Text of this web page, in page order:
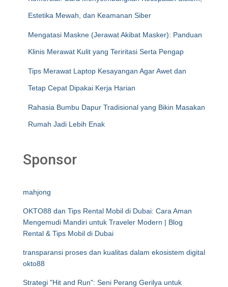
Estetika Mewah, dan Keamanan Siber
Mengatasi Maskne (Jerawat Akibat Masker): Panduan
Klinis Merawat Kulit yang Teriritasi Serta Pengap
Tips Merawat Laptop Kesayangan Agar Awet dan
Tetap Cepat Dipakai Kerja Harian
Rahasia Bumbu Dapur Tradisional yang Bikin Masakan
Rumah Jadi Lebih Enak
Sponsor
mahjong
OKTO88 dan Tips Rental Mobil di Dubai: Cara Aman
Mengemudi Mandiri untuk Traveler Modern | Blog
Rental & Tips Mobil di Dubai
transparansi proses dan kualitas dalam ekosistem digital
okto88
Strategi "Hit and Run": Seni Perang Gerilya untuk